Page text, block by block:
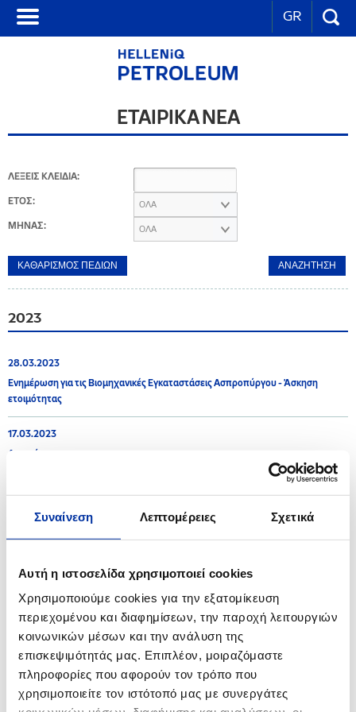
Συναίνεση Λεπτομέρειες Σχετικά
Αυτή η ιστοσελίδα χρησιμοποιεί cookies
Χρησιμοποιούμε cookies για την εξατομίκευση
περιεχομένου και διαφημίσεων, την παροχή λειτουργιών
κοινωνικών μέσων και την ανάλυση της
επισκεψιμότητάς μας. Επιπλέον, μοιραζόμαστε
πληροφορίες που αφορούν τον τρόπο που
χρησιμοποιείτε τον ιστότοπό μας με συνεργάτες
GR
ΕΤΑΙΡΙΚΑ ΝΕΑ
ΛΕΞΕΙΣ ΚΛΕΙΔΙΑ:
ΕΤΟΣ: ΟΛΑ
ΜΗΝΑΣ: ΟΛΑ
2023
28.03.2023
Ενημέρωση για τις Βιομηχανικές Εγκαταστάσεις Ασπροπύργου - Άσκηση
ετοιμότητας
17.03.2023
Ανακοίνωση
«Γαλανόλευκων Αστεριών»
Ανακοίνωση για τις Βιομηχανικές Εγκαταστάσεις Ασπροπύργου και
Ελευσίνας
2022
08.11.2022